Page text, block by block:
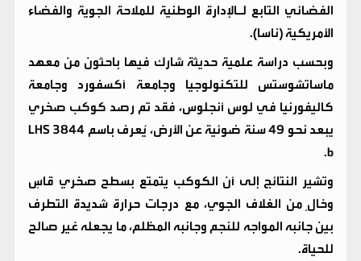
الفضائي التابع لـالإدارة الوطنية للملاحة الجوية والفضاء
الأمريكية (ناسا).
وبحسب دراسة علمية حديثة شارك فيها باحثون من معهد
ماساتشوستس للتكنولوجيا وجامعة أكسفورد وجامعة
كاليفورنيا في لوس أنجلوس، فقد تم رصد كوكب صخري
يبعد نحو 49 سنة ضوئية عن الأرض، يُعرف باسم LHS 3844
b.
وتشير النتائج إلى أن الكوكب يتمتع بسطح صخري قاسٍ
وخالٍ من الغلاف الجوي، مع درجات حرارة شديدة التطرف
بين جانبه المواجه للنجم وجانبه المظلم، ما يجعله غير صالح
للحياة.